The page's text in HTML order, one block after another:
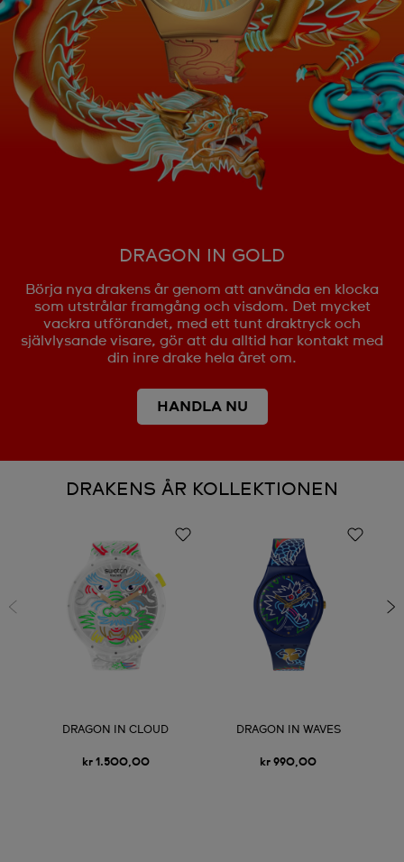
DRAGON IN GOLD
Börja nya drakens år genom att använda en klocka
som utstrålar framgång och visdom. Det mycket
vackra utförandet, med ett tunt draktryck och
självlysande visare, gör att du alltid har kontakt med
din inre drake hela året om.
HANDLA NU
DRAKENS ÅR KOLLEKTIONEN
DRAGON IN CLOUD
kr 1.500,00
DRAGON IN WAVES
kr 990,00